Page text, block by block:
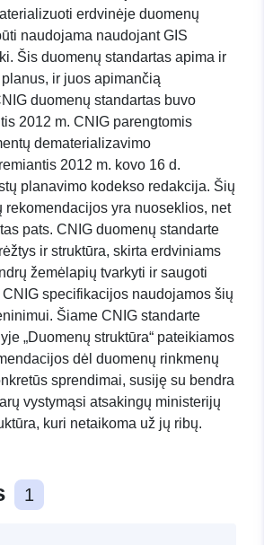
erdvinėje duomenų
naudojama naudojant GIS
Šis duomenų standartas apima ir
ir juos apimančią
duomenų standartas buvo
2012 m. CNIG parengtomis
dematerializavimo
2012 m. kovo 16 d.
planavimo kodekso redakcija. Šių
rekomendacijos yra nuoseklios, net
pats. CNIG duomenų standarte
ir struktūra, skirta erdviniams
žemėlapių tvarkyti ir saugoti
specifikacijos naudojamos šių
Šiame CNIG standarte
„Duomenų struktūra“ pateikiamos
dėl duomenų rinkmenų
sprendimai, susiję su bendra
vystymąsi atsakingų ministerijų
kuri netaikoma už jų ribų.
1